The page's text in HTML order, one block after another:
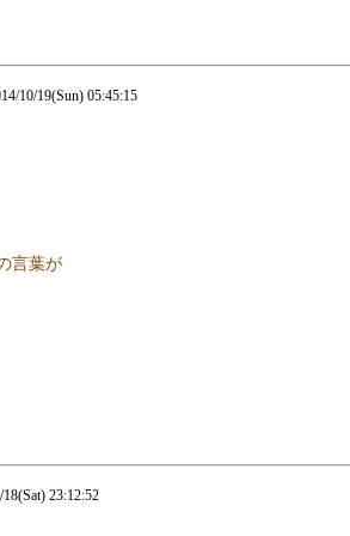
10/19(Sun) 05:45:15
言葉が
23:12:52